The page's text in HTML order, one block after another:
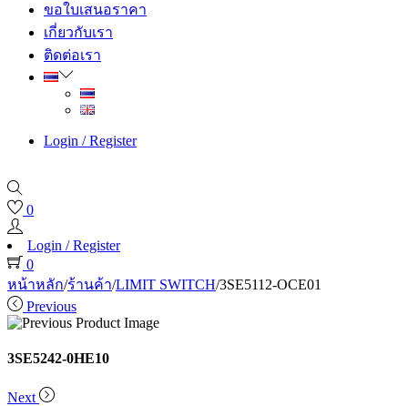
ขอใบเสนอราคา
เกี่ยวกับเรา
ติดต่อเรา
Login / Register
0
Login / Register
0
หน้าหลัก/ร้านค้า/LIMIT SWITCH/3SE5112-OCE01
Previous
3SE5242-0HE10
Next